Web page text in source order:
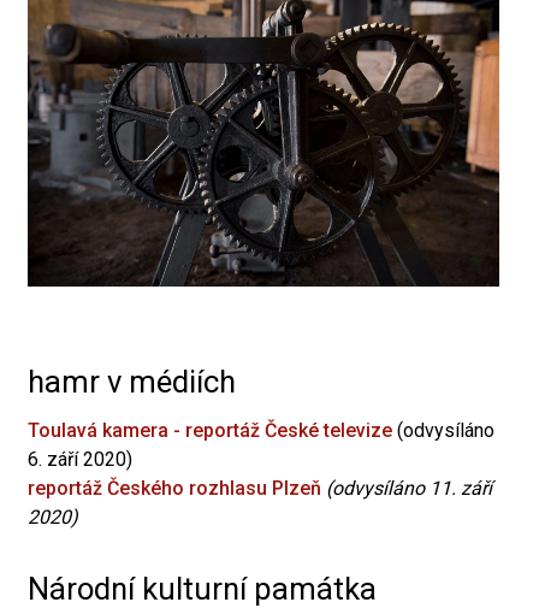
hamr v médiích
Toulavá kamera - reportáž České televize (odvysíláno
6. září 2020)
reportáž Českého rozhlasu Plzeň (odvysíláno 11. září
2020)
Národní kulturní památka